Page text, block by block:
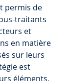
permis de
traitants
et
en matière
sur leurs
est
éléments.